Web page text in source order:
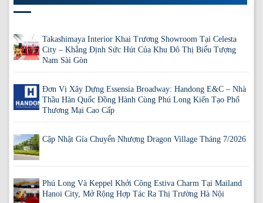
Takashimaya Interior Khai Trương Showroom Tại Celesta
City – Khẳng Định Sức Hút Của Khu Đô Thị Biểu Tượng
Nam Sài Gòn
Đơn Vị Xây Dựng Essensia Broadway: Handong E&C – Nhà
Thầu Hàn Quốc Đồng Hành Cùng Phú Long Kiến Tạo Phố
Thương Mại Cao Cấp
Cập Nhật Gía Chuyển Nhượng Dragon Village Tháng 7/2026
Phú Long Và Keppel Khởi Công Estiva Charm Tại Mailand
Hanoi City, Mở Rộng Hợp Tác Ra Thị Trường Hà Nội